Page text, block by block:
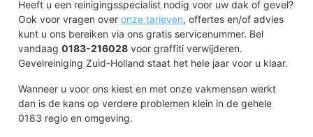
Heeft u een reinigingsspecialist nodig voor uw dak of gevel?
Ook voor vragen overonze tarieven, offertes en/of advies
kunt u ons bereiken via ons gratis servicenummer. Bel
vandaag0183-216028 voor graffiti verwijderen.
Gevelreiniging Zuid-Holland staat het hele jaar voor u klaar.
Wanneer u voor ons kiest en met onze vakmensen werkt
dan is de kans op verdere problemen klein in de gehele
0183 regio en omgeving.